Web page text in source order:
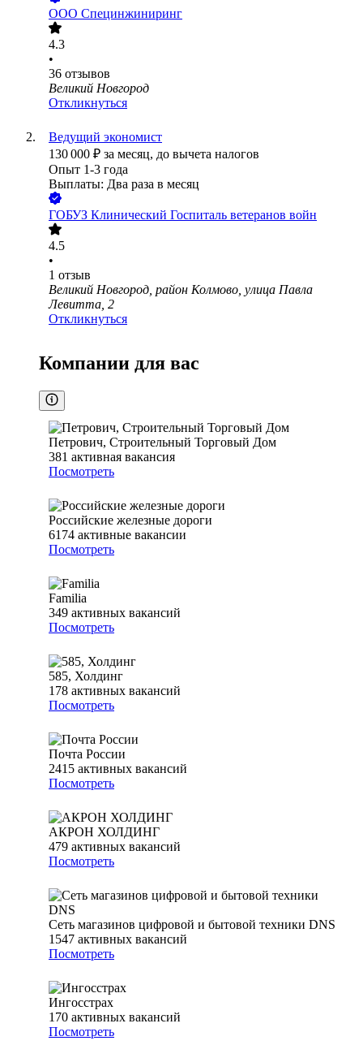
ООО Специнжиниринг
4.3
•
36 отзывов
Великий Новгород
Откликнуться
Ведущий экономист
130 000 ₽ за месяц, до вычета налогов
Опыт 1-3 года
Выплаты: Два раза в месяц
ГОБУЗ Клинический Госпиталь ветеранов войн
4.5
•
1 отзыв
Великий Новгород, район Колмово, улица Павла
Левитта, 2
Откликнуться
Компании для вас
Петрович, Строительный Торговый Дом
381 активная вакансия
Посмотреть
Российские железные дороги
6174 активные вакансии
Посмотреть
Familia
349 активных вакансий
Посмотреть
585, Холдинг
178 активных вакансий
Посмотреть
Почта России
2415 активных вакансий
Посмотреть
АКРОН ХОЛДИНГ
479 активных вакансий
Посмотреть
Сеть магазинов цифровой и бытовой техники DNS
1547 активных вакансий
Посмотреть
Ингосстрах
170 активных вакансий
Посмотреть